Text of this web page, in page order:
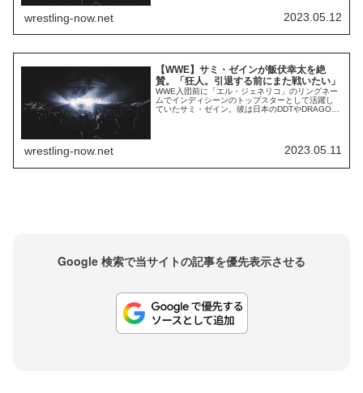
大会場に詰めかけるファンを増やし、彼らを満足
させるには、素晴らしいカードを用意する必要が
wrestling-now.net 2023.05.12
【WWE】サミ・ゼインが飯伏幸太を絶
賛。「狂人。引退する前にまた戦いたい」
WWE入団前に「エル・ジェネリコ」のリングネー
ムでインディシーンのトップスターとして活躍し
ていたサミ・ゼイン。彼は日本のDDTやDRAGON
達成した…。飯伏にとってジェネリコは天敵でし
た。通算のシングル対戦成績は飯伏の...
wrestling-now.net 2023.05.11
Google 検索で当サイトの記事を優先表示させる